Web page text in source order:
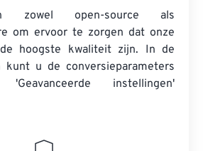
zowel open-source als
om ervoor te zorgen dat onze
hoogste kwaliteit zijn. In de
kunt u de conversieparameters
instellingen'